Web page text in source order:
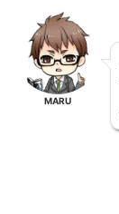
MARU